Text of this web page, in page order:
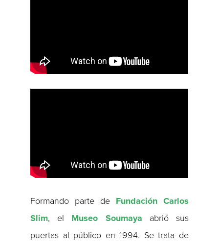
Formando parte de Fundación Carlos
Slim, el Museo Soumaya abrió sus
puertas al público en 1994. Se trata de